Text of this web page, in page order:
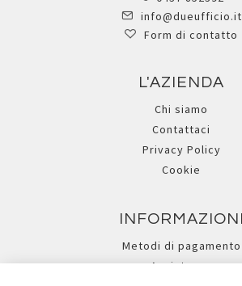
info@dueufficio.it
Form di contatto
L'AZIENDA
Chi siamo
Contattaci
Privacy Policy
Cookie
INFORMAZIONI
Metodi di pagamento
Assistenza